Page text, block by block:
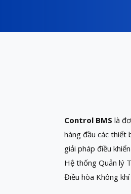
Control BMS là
hàng đầu các thiết
giải pháp điều
Hệ thống Quản lý
Điều hòa Không khí